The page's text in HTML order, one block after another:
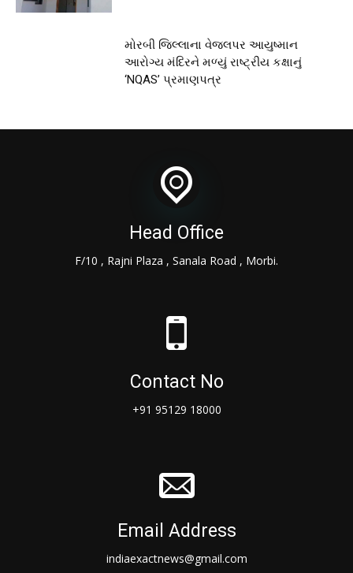
મોરબી જિલ્લાના વેજલપર આયુષ્માન
આરોગ્ય મંદિરને મળ્યું રાષ્ટ્રીય કક્ષાનું
‘NQAS’ પ્રમાણપત્ર
Head Office
F/10 , Rajni Plaza , Sanala Road , Morbi.
Contact No
+91 95129 18000
Email Address
indiaexactnews@gmail.com